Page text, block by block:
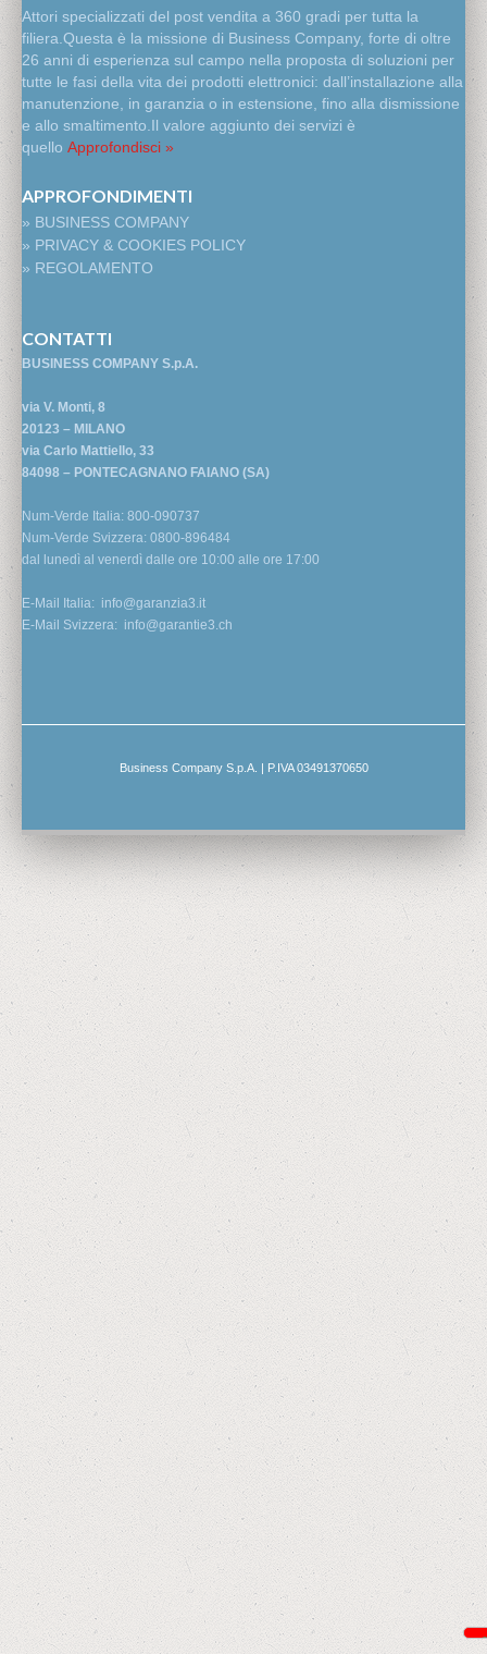
Attori specializzati del post vendita a 360 gradi per tutta la
filiera.Questa è la missione di Business Company, forte di oltre
26 anni di esperienza sul campo nella proposta di soluzioni per
tutte le fasi della vita dei prodotti elettronici: dall’installazione alla
manutenzione, in garanzia o in estensione, fino alla dismissione
e allo smaltimento.Il valore aggiunto dei servizi è
quello Approfondisci »
APPROFONDIMENTI
» BUSINESS COMPANY
» PRIVACY & COOKIES POLICY
» REGOLAMENTO
CONTATTI
BUSINESS COMPANY S.p.A.
via V. Monti, 8
20123 – MILANO
via Carlo Mattiello, 33
84098 – PONTECAGNANO FAIANO (SA)
Num-Verde Italia: 800-090737
Num-Verde Svizzera: 0800-896484
dal lunedì al venerdì dalle ore 10:00 alle ore 17:00
E-Mail Italia: info@garanzia3.it
E-Mail Svizzera: info@garantie3.ch
Business Company S.p.A. | P.IVA 03491370650